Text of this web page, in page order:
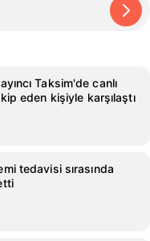
Taksim'de canlı
eden kişiyle karşılaştı
tedavisi sırasında